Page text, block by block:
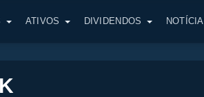
ATIVOS DIVIDENDOS